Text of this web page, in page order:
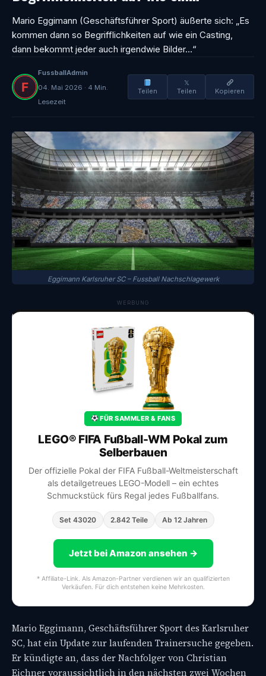
Mario Eggimann (Geschäftsführer Sport) äußerte sich: „Es
kommen dann so Begrifflichkeiten auf wie ein Casting,
dann bekommt jeder auch irgendwie Bilder…“
FussballAdmin
04. Mai 2026 · 4 Min.
Lesezeit
Teilen
𝕏
Teilen
Kopieren
Eggimann Karlsruher SC – Fussball Nachschlagewerk
WERBUNG
FÜR SAMMLER & FANS
LEGO® FIFA Fußball-WM Pokal zum
Selberbauen
Der offizielle Pokal der FIFA Fußball-Weltmeisterschaft
als detailgetreues LEGO-Modell – ein echtes
Schmuckstück fürs Regal jedes Fußballfans.
Set 43020 2.842 Teile Ab 12 Jahren
Jetzt bei Amazon ansehen →
* Affiliate-Link. Als Amazon-Partner verdienen wir an qualifizierten
Verkäufen. Für dich entstehen keine Mehrkosten.
Mario Eggimann, Geschäftsführer Sport des Karlsruher
SC, hat ein Update zur laufenden Trainersuche gegeben.
Er kündigte an, dass der Nachfolger von Christian
Eichner voraussichtlich in den nächsten zwei Wochen